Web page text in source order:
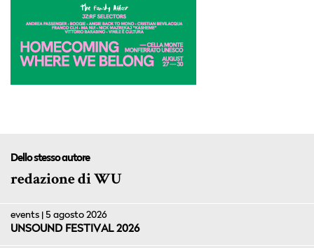
Dello stesso autore
redazione di WU
events | 5 agosto 2026
UNSOUND FESTIVAL 2026